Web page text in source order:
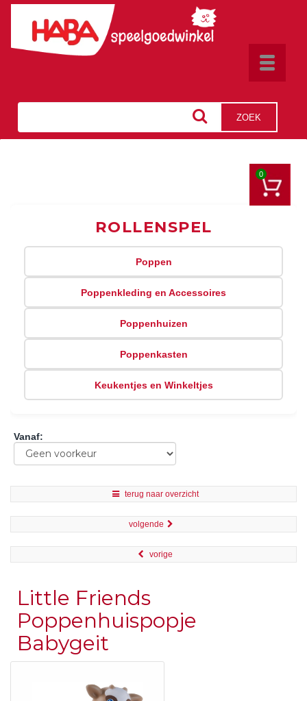
Toggle
ZOEK
0
ROLLENSPEL
Poppen
Poppenkleding en Accessoires
Poppenhuizen
Poppenkasten
Keukentjes en Winkeltjes
Vanaf:
terug naar overzicht
volgende
vorige
Little Friends
Poppenhuispopje
Babygeit